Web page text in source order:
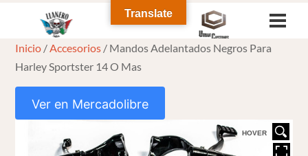
content
Inicio /Accesorios / Mandos Adelantados Negros Para
Harley Sportster 14 O Mas
Ver en Mercadolibre
HOVER
Translate